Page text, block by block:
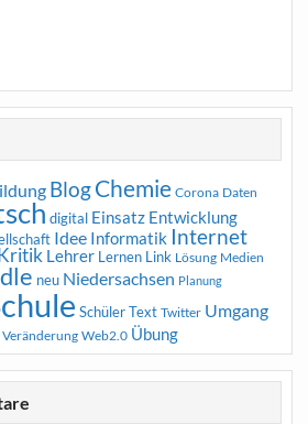
BlogChemie Corona Daten
digital Einsatz Entwicklung
Idee Informatik Internet
Kritik Lehrer Lernen Link Lösung Medien
neu Niedersachsen Planung
Schüler Text Twitter Umgang
Veränderung Web2.0 Übung